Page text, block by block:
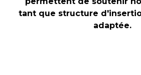
tant que structure
adaptée.